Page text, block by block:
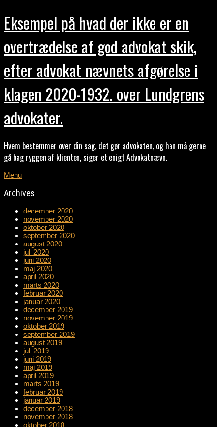
Eksempel på hvad der ikke er en
overtrædelse af god advokat skik,
efter advokat nævnets afgørelse i
klagen 2020-1932. over Lundgrens
advokater.
Hvem bestemmer over din sag, det gør advokaten, og han må gerne
gå bag ryggen af klienten, siger et enigt Advokatnævn.
Menu
Archives
december 2020
november 2020
oktober 2020
september 2020
august 2020
juli 2020
juni 2020
maj 2020
april 2020
marts 2020
februar 2020
januar 2020
december 2019
november 2019
oktober 2019
september 2019
august 2019
juli 2019
juni 2019
maj 2019
april 2019
marts 2019
februar 2019
januar 2019
december 2018
november 2018
oktober 2018